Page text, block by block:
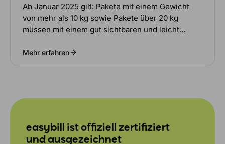
Ab Januar 2025 gilt: Pakete mit einem Gewicht
von mehr als 10 kg sowie Pakete über 20 kg
müssen mit einem gut sichtbaren und leicht…
Mehr erfahren
easybill ist offiziell zertifiziert
und ausgezeichnet